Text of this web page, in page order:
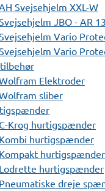
Svejsehjelm XXL-W
JBO - AR
Vario
Vario
Elektroder
sliber
C-Krog hurtigspænder
Kombi hurtigspænder
Kompakt hurtigspænder
Lodrette hurtigspænder
Pneumatiske dreje